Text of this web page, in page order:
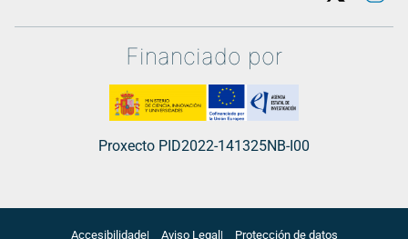
Financiado por
Proxecto PID2022-141325NB-I00
Accesibilidade Aviso Legal Protección de datos